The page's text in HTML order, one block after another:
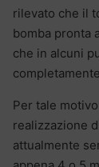
rilevato che il
bomba pronta
che in alcuni
Per tale
realizzazione
attualmente